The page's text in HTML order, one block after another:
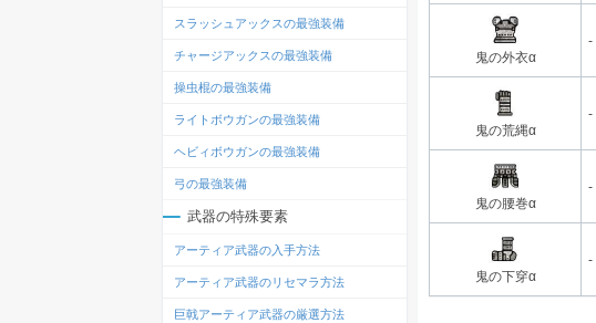
鬼の外衣α
-
鬼の荒縄α
-
鬼の腰巻α
-
鬼の下穿α
-
スラッシュアックスの最強装備
チャージアックスの最強装備
操虫棍の最強装備
ライトボウガンの最強装備
ヘビィボウガンの最強装備
弓の最強装備
武器の特殊要素
アーティア武器の入手方法
アーティア武器のリセマラ方法
巨戟アーティア武器の厳選方法